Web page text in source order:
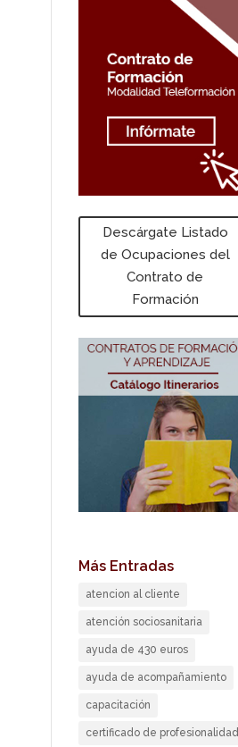
Descárgate Listado
de Ocupaciones del
Contrato de
Formación
Más Entradas
atencion al cliente
atención sociosanitaria
ayuda de 430 euros
ayuda de acompañamiento
capacitación
certificado de profesionalidad